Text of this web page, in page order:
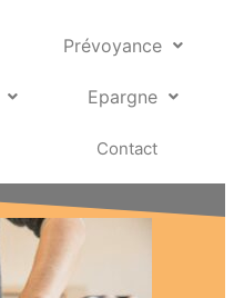
Prévoyance
Epargne
Contact